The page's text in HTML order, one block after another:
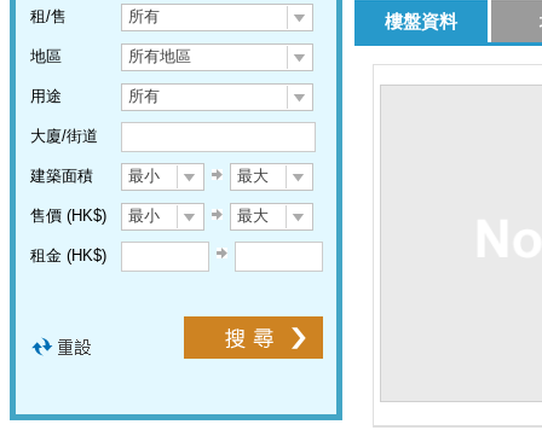
租/售 所有
地區 所有地區
用途 所有
大廈/街道
建築面積 最小 最大
售價 (HK$) 最小 最大
租金 (HK$)
樓盤資料